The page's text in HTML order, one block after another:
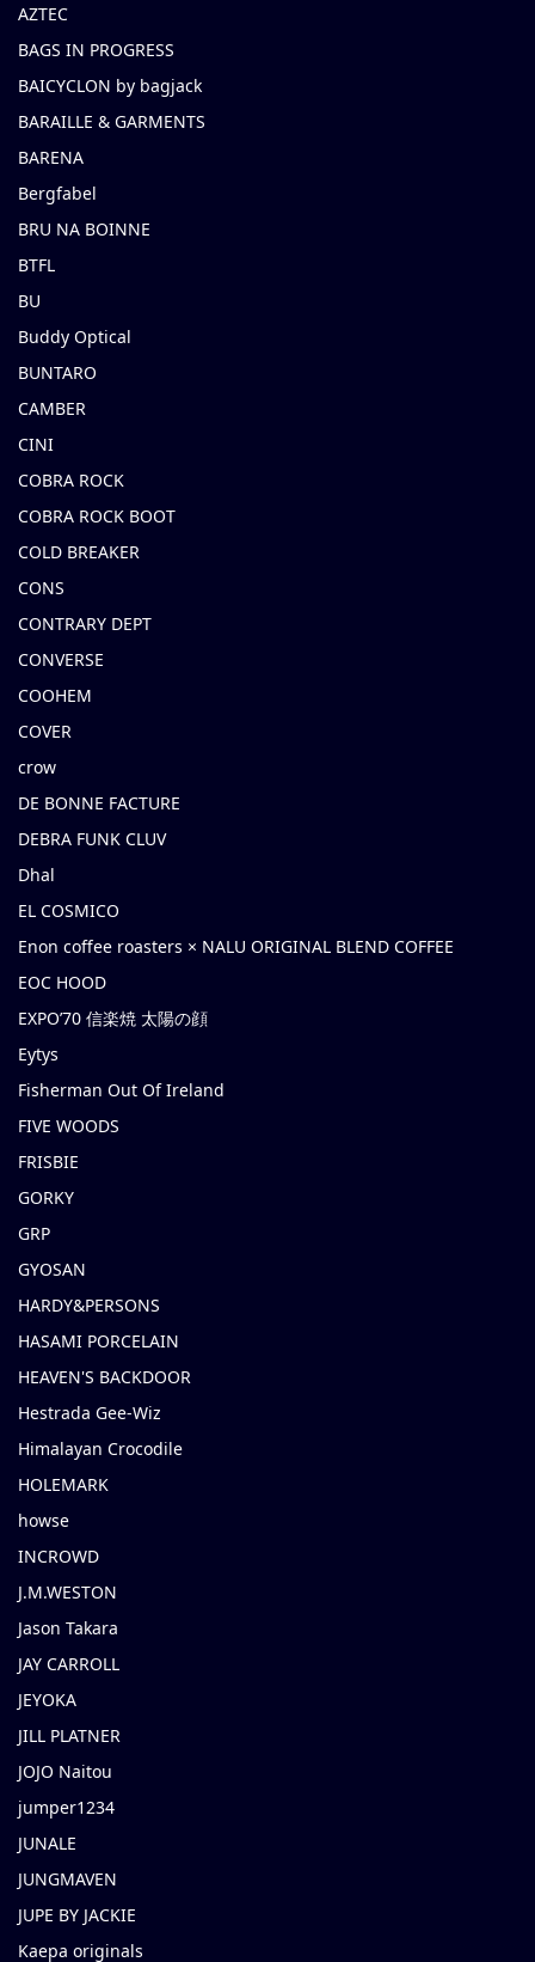
AZTEC
BAGS IN PROGRESS
BAICYCLON by bagjack
BARAILLE & GARMENTS
BARENA
Bergfabel
BRU NA BOINNE
BTFL
BU
Buddy Optical
BUNTARO
CAMBER
CINI
COBRA ROCK
COBRA ROCK BOOT
COLD BREAKER
CONS
CONTRARY DEPT
CONVERSE
COOHEM
COVER
crow
DE BONNE FACTURE
DEBRA FUNK CLUV
Dhal
EL COSMICO
Enon coffee roasters × NALU ORIGINAL BLEND COFFEE
EOC HOOD
EXPO’70 信楽焼 太陽の顔
Eytys
Fisherman Out Of Ireland
FIVE WOODS
FRISBIE
GORKY
GRP
GYOSAN
HARDY&PERSONS
HASAMI PORCELAIN
HEAVEN'S BACKDOOR
Hestrada Gee-Wiz
Himalayan Crocodile
HOLEMARK
howse
INCROWD
J.M.WESTON
Jason Takara
JAY CARROLL
JEYOKA
JILL PLATNER
JOJO Naitou
jumper1234
JUNALE
JUNGMAVEN
JUPE BY JACKIE
Kaepa originals